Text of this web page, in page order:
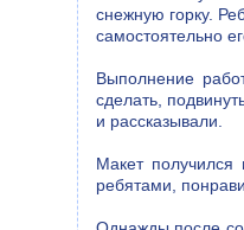
снежную горку.
самостоятельно
Выполнение
сделать,
и рассказывали.
Макет
ребятами,